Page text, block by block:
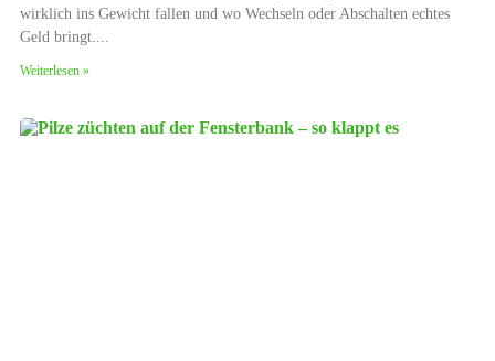
wirklich ins Gewicht fallen und wo Wechseln oder Abschalten echtes
Geld bringt.
Weiterlesen »